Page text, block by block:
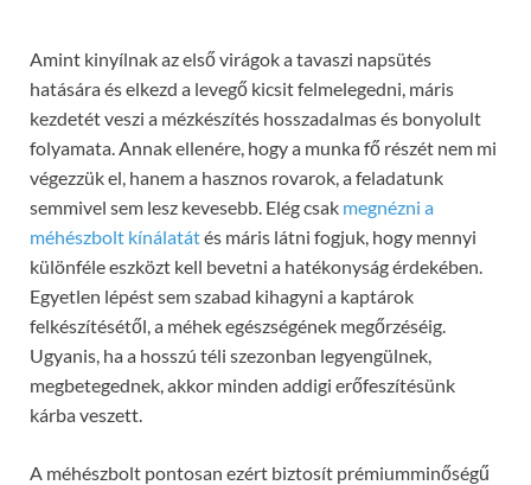
Amint kinyílnak az első virágok a tavaszi napsütés
hatására és elkezd a levegő kicsit felmelegedni, máris
kezdetét veszi a mézkészítés hosszadalmas és bonyolult
folyamata. Annak ellenére, hogy a munka fő részét nem mi
végezzük el, hanem a hasznos rovarok, a feladatunk
semmivel sem lesz kevesebb. Elég csak megnézni a
méhészbolt kínálatátés máris látni fogjuk, hogy mennyi
különféle eszközt kell bevetni a hatékonyság érdekében.
Egyetlen lépést sem szabad kihagyni a kaptárok
felkészítésétől, a méhek egészségének megőrzéséig.
Ugyanis, ha a hosszú téli szezonban legyengülnek,
megbetegednek, akkor minden addigi erőfeszítésünk
kárba veszett.
A méhészbolt pontosan ezért biztosít prémiumminőségű